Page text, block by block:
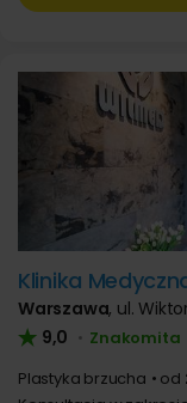
Klinika
Warszawa, ul.
9,0 • Znakomita
Plastyka brzucha od